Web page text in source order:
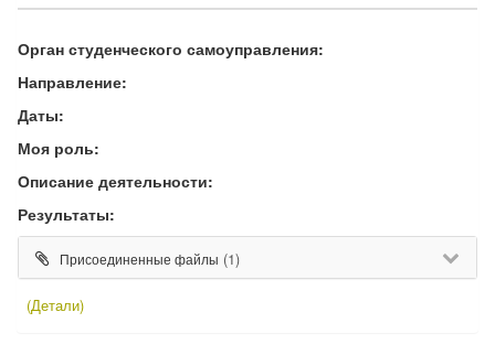
Орган студенческого самоуправления:
Направление:
Даты:
Моя роль:
Описание деятельности:
Результаты:
Присоединенные файлы (1)
(Детали)